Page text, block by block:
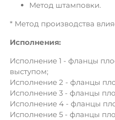
Метод штамповки.
* Метод производства
Исполнения:
Исполнение 1 - фланцы
выступом;
Исполнение 2 - фланцы
Исполнение 3 - фланцы
Исполнение 4 - фланцы
Исполнение 5 - фланцы